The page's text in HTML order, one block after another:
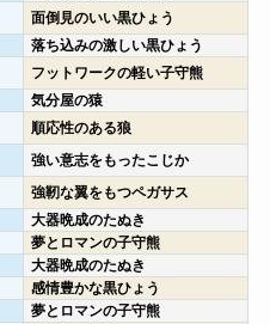
面倒見のいい黒ひょう
落ち込みの激しい黒ひょう
フットワークの軽い子守熊
気分屋の猿
順応性のある狼
強い意志をもったこじか
強靭な翼をもつペガサス
大器晩成のたぬき
夢とロマンの子守熊
大器晩成のたぬき
感情豊かな黒ひょう
夢とロマンの子守熊